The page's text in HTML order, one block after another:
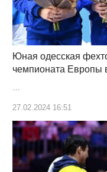
Юная одесская
чемпионата Европы
27.02.2024 16:51